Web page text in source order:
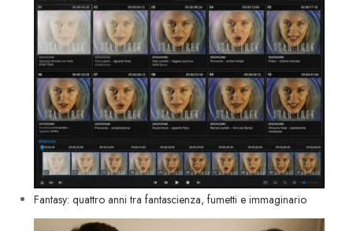
Fantasy: quattro anni tra fantascienza, fumetti e immaginario